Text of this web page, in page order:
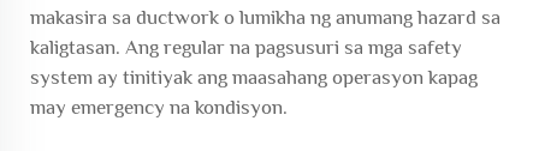
makasira sa ductwork o lumikha ng anumang hazard sa
kaligtasan. Ang regular na pagsusuri sa mga safety
system ay tinitiyak ang maasahang operasyon kapag
may emergency na kondisyon.